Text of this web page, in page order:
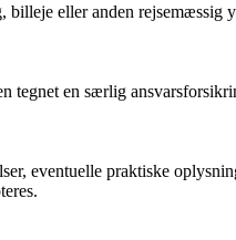
billeje eller anden rejsemæssig
tegnet en særlig
eventuelle praktiske